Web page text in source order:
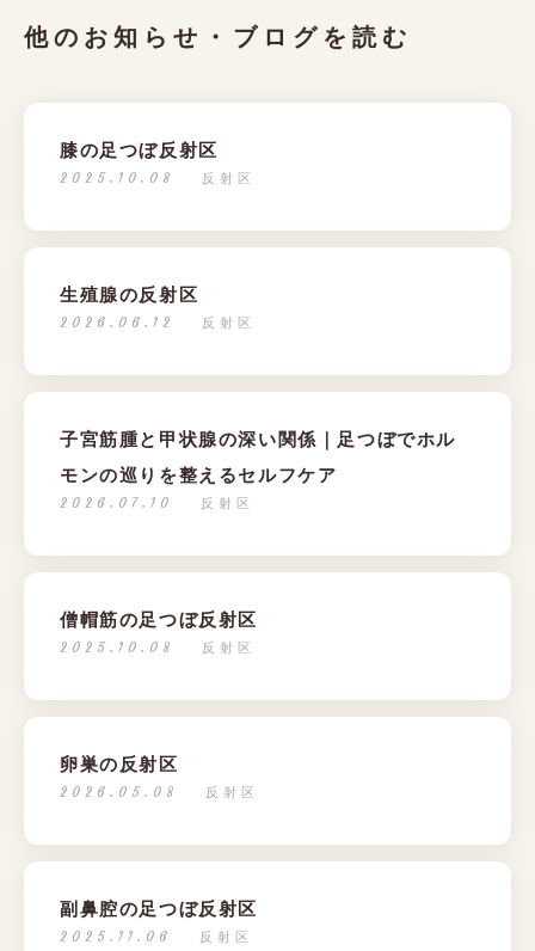
他のお知らせ・ブログを読む
膝の足つぼ反射区
2025.10.08 反射区
生殖腺の反射区
2026.06.12 反射区
子宮筋腫と甲状腺の深い関係｜足つぼでホル
モンの巡りを整えるセルフケア
2026.07.10 反射区
僧帽筋の足つぼ反射区
2025.10.08 反射区
卵巣の反射区
2026.05.08 反射区
副鼻腔の足つぼ反射区
2025.11.06 反射区